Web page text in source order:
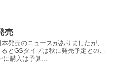
売
発売のニュースがありましたが、
とGSタイプは秋に発売予定とのこ
に購入は予算...